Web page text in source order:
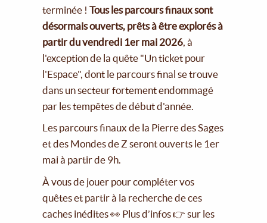
terminée !Tous les parcours finaux sont
désormais ouverts, prêts à être explorés à
partir du vendredi 1er mai 2026 , à
l'exception de la quête "Un ticket pour
l'Espace", dont le parcours final se trouve
dans un secteur fortement endommagé
par les tempêtes de début d'année.
Les parcours finaux de la Pierre des Sages
et des Mondes de Z seront ouverts le 1er
mai à partir de 9h.
À vous de jouer pour compléter vos
quêtes et partir à la recherche de ces
caches inédites 👀 Plus d’infos 👉 sur les